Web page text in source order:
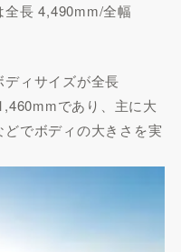
全長 4,490mm/全幅
ィサイズが全長
であり、主に大
でボディの大きさを実